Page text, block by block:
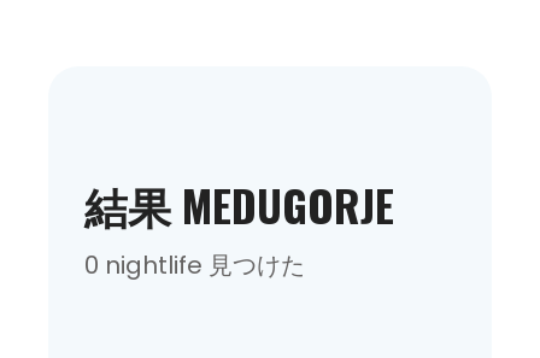
結果 MEDUGORJE
0 nightlife 見つけた